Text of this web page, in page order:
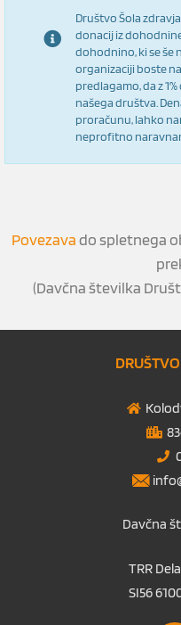
Društvo Šola
donacij iz
dohodnino, ki se še
organizaciji boste
predlagamo, da z
našega društva.
proračunu, lahko
neprofitno
Povezavado spletnega
(Davčna številka
Davčna
TRR
SI56